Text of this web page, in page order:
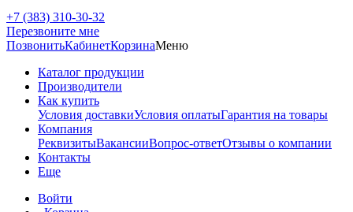
+7 (383) 310-30-32
Перезвоните мне
ПозвонитьКабинетКорзинаМеню
Каталог продукции
Производители
Как купить
Условия доставкиУсловия оплатыГарантия на товары
Компания
РеквизитыВакансииВопрос-ответОтзывы о компании
Контакты
Еще
Войти